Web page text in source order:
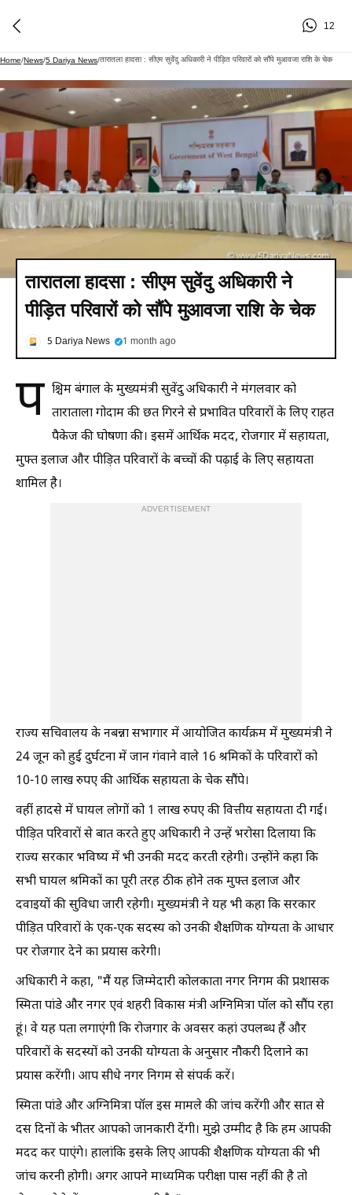
12
Home/News/5 Dariya News/तारातला हादसा : सीएम सुवेंदु अधिकारी ने पीड़ित परिवारों को सौंपे मुआवजा राशि के चेक
तारातला हादसा : सीएम सुवेंदु अधिकारी ने
पीड़ित परिवारों को सौंपे मुआवजा राशि के चेक
5 Dariya News 1 month ago
प श्चिम बंगाल के मुख्यमंत्री सुवेंदु अधिकारी ने मंगलवार को
ताराताला गोदाम की छत गिरने से प्रभावित परिवारों के लिए राहत
पैकेज की घोषणा की। इसमें आर्थिक मदद, रोजगार में सहायता,
मुफ्त इलाज और पीड़ित परिवारों के बच्चों की पढ़ाई के लिए सहायता
शामिल है।
ADVERTISEMENT
राज्य सचिवालय के नबन्ना सभागार में आयोजित कार्यक्रम में मुख्यमंत्री ने
24 जून को हुई दुर्घटना में जान गंवाने वाले 16 श्रमिकों के परिवारों को
10-10 लाख रुपए की आर्थिक सहायता के चेक सौंपे।
वहीं हादसे में घायल लोगों को 1 लाख रुपए की वित्तीय सहायता दी गई।
पीड़ित परिवारों से बात करते हुए अधिकारी ने उन्हें भरोसा दिलाया कि
राज्य सरकार भविष्य में भी उनकी मदद करती रहेगी। उन्होंने कहा कि
सभी घायल श्रमिकों का पूरी तरह ठीक होने तक मुफ्त इलाज और
दवाइयों की सुविधा जारी रहेगी। मुख्यमंत्री ने यह भी कहा कि सरकार
पीड़ित परिवारों के एक-एक सदस्य को उनकी शैक्षणिक योग्यता के आधार
पर रोजगार देने का प्रयास करेगी।
अधिकारी ने कहा, "मैं यह जिम्मेदारी कोलकाता नगर निगम की प्रशासक
स्मिता पांडे और नगर एवं शहरी विकास मंत्री अग्निमित्रा पॉल को सौंप रहा
हूं। वे यह पता लगाएंगी कि रोजगार के अवसर कहां उपलब्ध हैं और
परिवारों के सदस्यों को उनकी योग्यता के अनुसार नौकरी दिलाने का
प्रयास करेंगी। आप सीधे नगर निगम से संपर्क करें।
स्मिता पांडे और अग्निमित्रा पॉल इस मामले की जांच करेंगी और सात से
दस दिनों के भीतर आपको जानकारी देंगी। मुझे उम्मीद है कि हम आपकी
मदद कर पाएंगे। हालांकि इसके लिए आपकी शैक्षणिक योग्यता की भी
जांच करनी होगी। अगर आपने माध्यमिक परीक्षा पास नहीं की है तो